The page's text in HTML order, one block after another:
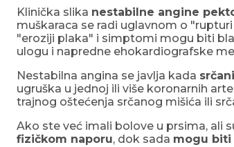
Klinička slika nestabilne angine
muškaraca se radi uglavnom o
"eroziji plaka" i simptomi mogu biti
ulogu i napredne ehokardiografske
Nestabilna angina se javlja kada
ugruška u jednoj ili više koronarnih
trajnog oštećenja srčanog mišića ili
Ako ste već imali bolove u prsima, ali
fizičkom naporu, dok sada mogu biti